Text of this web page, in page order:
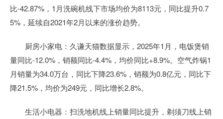
比-42.87%，1月洗碗机线下市场均价为8113元，同比提升0.7
5%，延续自2021年2月以来的涨价趋势。
厨房小家电：久谦天猫数据显示，2025年1月，电饭煲销
量同比-12.0%，销额同比-4.4%，均价同比+8.9%。空气炸锅1
月销量为34.0万台，同比下降23.6%，销额为0.8亿元，同比下
降21.5%，均价为249元，同比增长2.8%。
生活小电器：扫洗地机线上销量同比提升，剃须刀线上销